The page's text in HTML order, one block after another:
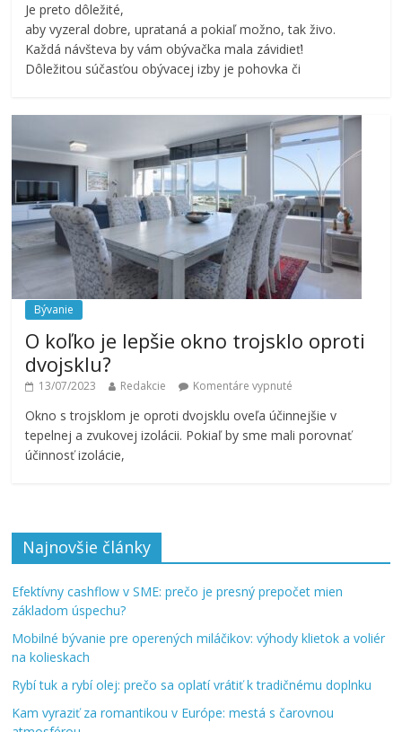
Je preto dôležité,
aby vyzeral dobre, uprataná a pokiaľ možno, tak živo.
Každá návšteva by vám obývačka mala závidieť!
Dôležitou súčasťou obývacej izby je pohovka či
Bývanie
O koľko je lepšie okno trojsklo oproti
dvojsklu?
13/07/2023 Redakcie Komentáre vypnuté
Okno s trojsklom je oproti dvojsklu oveľa účinnejšie v
tepelnej a zvukovej izolácii. Pokiaľ by sme mali porovnať
účinnosť izolácie,
Najnovšie články
Efektívny cashflow v SME: prečo je presný prepočet mien
základom úspechu?
Mobilné bývanie pre operených miláčikov: výhody klietok a voliér
na kolieskach
Rybí tuk a rybí olej: prečo sa oplatí vrátiť k tradičnému doplnku
Kam vyraziť za romantikou v Európe: mestá s čarovnou